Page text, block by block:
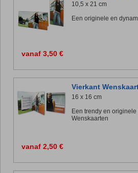
10,5 x 21 cm
Een originele en
vanaf 3,50 €
Vierkant
16 x 16 cm
Een trendy en
Wenskaarten
vanaf 2,50 €